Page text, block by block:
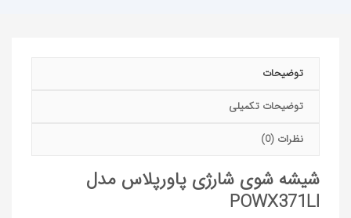
توضیحات
توضیحات تکمیلی
نظرات (0)
شیشه شوی شارژی پاورپلاس مدل
POWX371LI